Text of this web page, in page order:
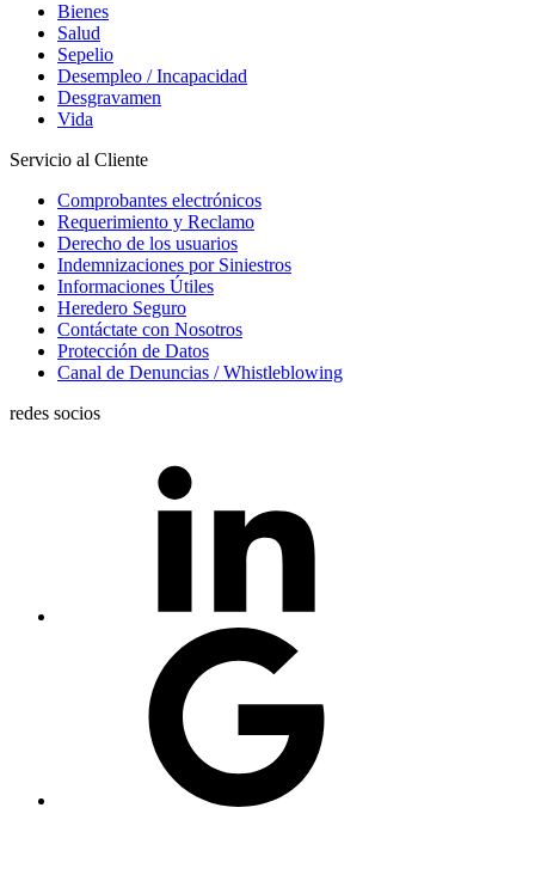
Bienes
Salud
Sepelio
Desempleo / Incapacidad
Desgravamen
Vida
Servicio al Cliente
Comprobantes electrónicos
Requerimiento y Reclamo
Derecho de los usuarios
Indemnizaciones por Siniestros
Informaciones Útiles
Heredero Seguro
Contáctate con Nosotros
Protección de Datos
Canal de Denuncias / Whistleblowing
redes socios